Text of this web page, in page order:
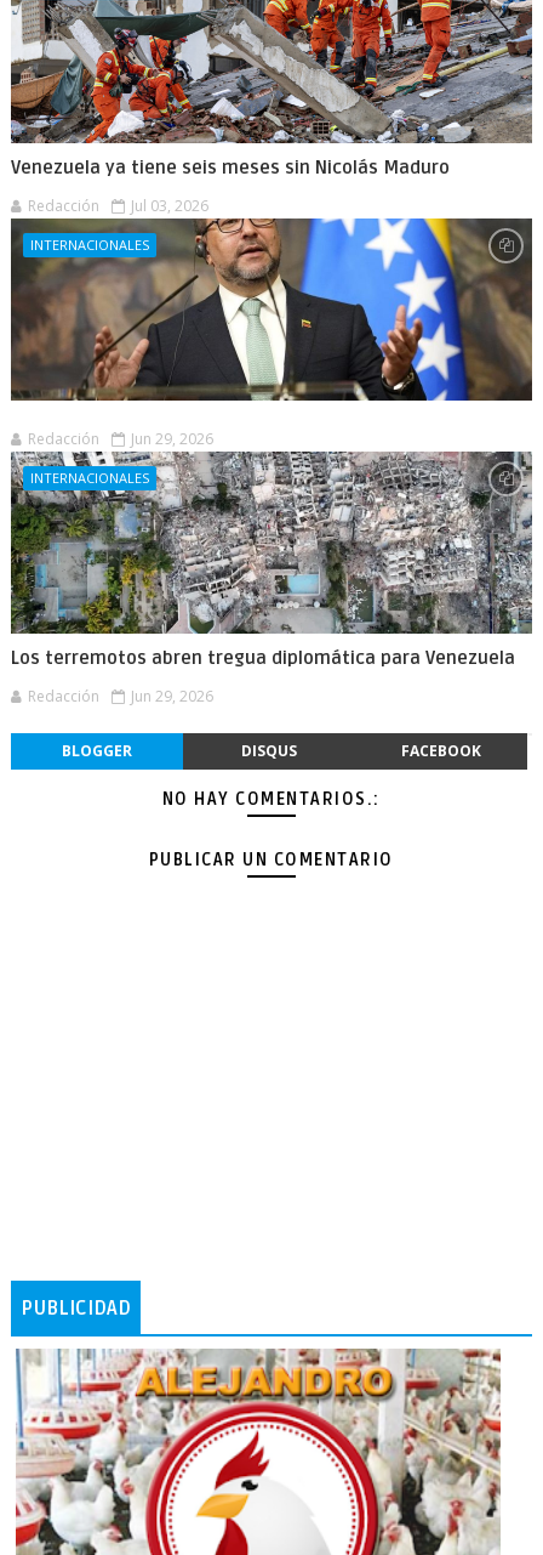
Venezuela ya tiene seis meses sin Nicolás Maduro
Redacción Jul 03, 2026
INTERNACIONALES
Redacción Jun 29, 2026
INTERNACIONALES
Los terremotos abren tregua diplomática para Venezuela
Redacción Jun 29, 2026
BLOGGER DISQUS FACEBOOK
NO HAY COMENTARIOS.:
PUBLICAR UN COMENTARIO
PUBLICIDAD